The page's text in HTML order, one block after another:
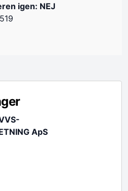
igen: NEJ
ApS